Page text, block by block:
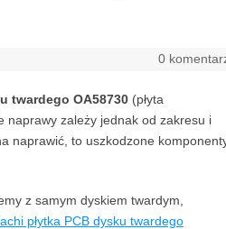
0
twardego OA58730(płyta
naprawy zależy jednak od zakresu i
naprawić, to uszkodzone
z samym dyskiem twardym,
płytka PCB dysku twardego